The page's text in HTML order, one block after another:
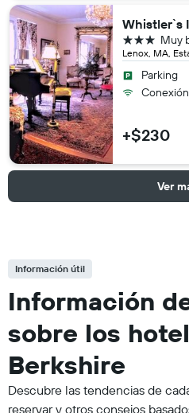
Whistler`s
Lenox, MA,
Muy
3 estrellas
Parking
+$230
Ver
Información útil
Información
sobre los
Berkshire
Descubre las tendencias de
reservar y otros consejos